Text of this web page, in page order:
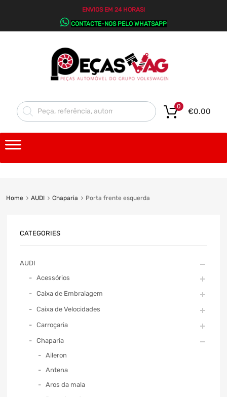
ENVIOS EM 24 HORAS!
CONTACTE-NOS PELO WHATSAPP
€0.00
0
Home AUDI Chaparia Porta frente esquerda
CATEGORIES
AUDI
Acessórios
Caixa de Embraiagem
Caixa de Velocidades
Carroçaria
Chaparia
Aileron
Antena
Aros da mala